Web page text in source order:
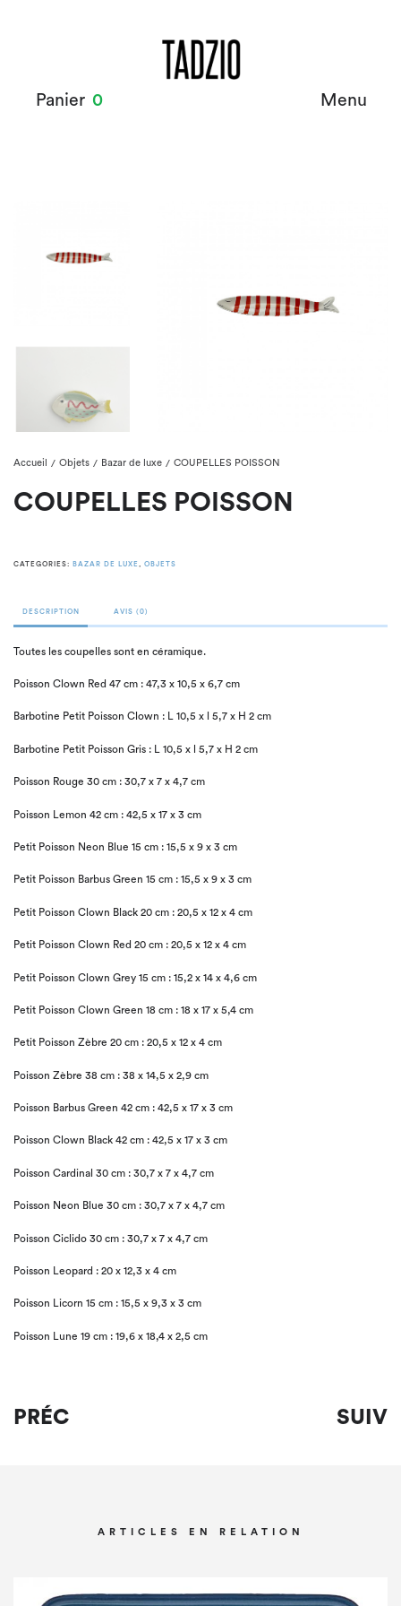
Panier 0 Menu
Accueil / Objets / Bazar de luxe / COUPELLES POISSON
COUPELLES POISSON
CATEGORIES: BAZAR DE LUXE , OBJETS
DESCRIPTION AVIS (0)
Toutes les coupelles sont en céramique.
Poisson Clown Red 47 cm : 47,3 x 10,5 x 6,7 cm
Barbotine Petit Poisson Clown : L 10,5 x l 5,7 x H 2 cm
Barbotine Petit Poisson Gris : L 10,5 x l 5,7 x H 2 cm
Poisson Rouge 30 cm : 30,7 x 7 x 4,7 cm
Poisson Lemon 42 cm : 42,5 x 17 x 3 cm
Petit Poisson Neon Blue 15 cm : 15,5 x 9 x 3 cm
Petit Poisson Barbus Green 15 cm : 15,5 x 9 x 3 cm
Petit Poisson Clown Black 20 cm : 20,5 x 12 x 4 cm
Petit Poisson Clown Red 20 cm : 20,5 x 12 x 4 cm
Petit Poisson Clown Grey 15 cm : 15,2 x 14 x 4,6 cm
Petit Poisson Clown Green 18 cm : 18 x 17 x 5,4 cm
Petit Poisson Zèbre 20 cm : 20,5 x 12 x 4 cm
Poisson Zèbre 38 cm : 38 x 14,5 x 2,9 cm
Poisson Barbus Green 42 cm : 42,5 x 17 x 3 cm
Poisson Clown Black 42 cm : 42,5 x 17 x 3 cm
Poisson Cardinal 30 cm : 30,7 x 7 x 4,7 cm
Poisson Neon Blue 30 cm : 30,7 x 7 x 4,7 cm
Poisson Ciclido 30 cm : 30,7 x 7 x 4,7 cm
Poisson Leopard : 20 x 12,3 x 4 cm
Poisson Licorn 15 cm : 15,5 x 9,3 x 3 cm
Poisson Lune 19 cm : 19,6 x 18,4 x 2,5 cm
PRÉC SUIV
ARTICLES EN RELATION